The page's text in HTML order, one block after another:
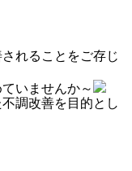
れることをご存じ
いませんか～
調改善を目的とし